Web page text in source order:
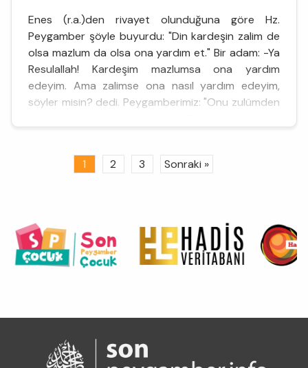
Enes (r.a.)den rivayet olunduğuna göre Hz.
Peygamber şöyle buyurdu: "Din kardeşin zalim de
olsa mazlum da olsa ona yardım et." Bir adam: -Ya
Resulallah! Kardeşim mazlumsa ona yardım
edeyim. Ama zalimse ona nasıl yardım edeyim,
söyler misin? dedi. Peygamberimiz: "Onu zulümden
1
2 3 Sonraki »